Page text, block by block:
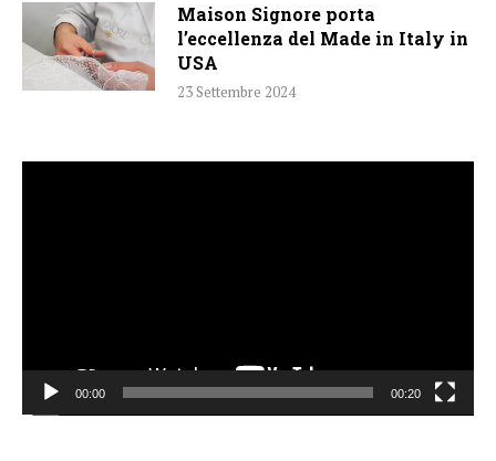
Maison Signore porta
l’eccellenza del Made in Italy in
USA
23 Settembre 2024
00:00 00:20